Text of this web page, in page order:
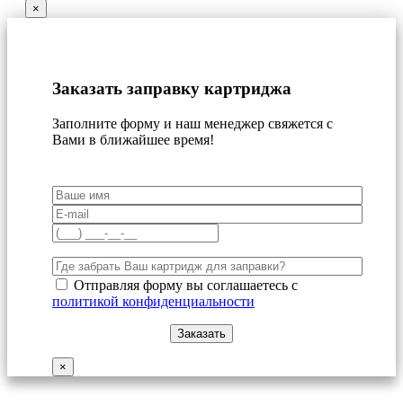
×
Заказать заправку картриджа
Заполните форму и наш менеджер свяжется с
Вами в ближайшее время!
Отправляя форму вы соглашаетесь с
политикой конфиденциальности
×